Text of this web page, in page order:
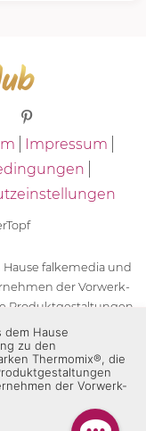
Impressum
falkemedia und
der Vorwerk-
Produktgestaltungen
der Unternehmen
die Zeichen TM5®,
des Thermomix®
Vorwerk-Gruppe
ist
dem Hause
zu den
Thermomix®, die
der Vorwerk-